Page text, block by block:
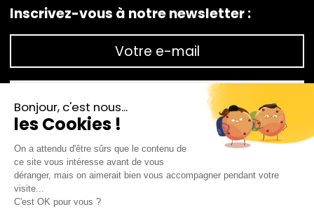
Inscrivez-vous à notre newsletter :